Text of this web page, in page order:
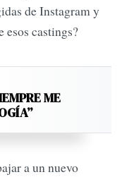
de Instagram y
castings?
ME
a un nuevo